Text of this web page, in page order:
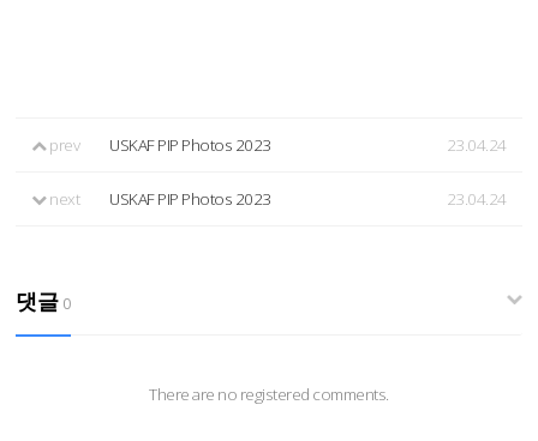
prev USKAF PIP Photos 2023 23.04.24
next USKAF PIP Photos 2023 23.04.24
댓글 0
There are no registered comments.